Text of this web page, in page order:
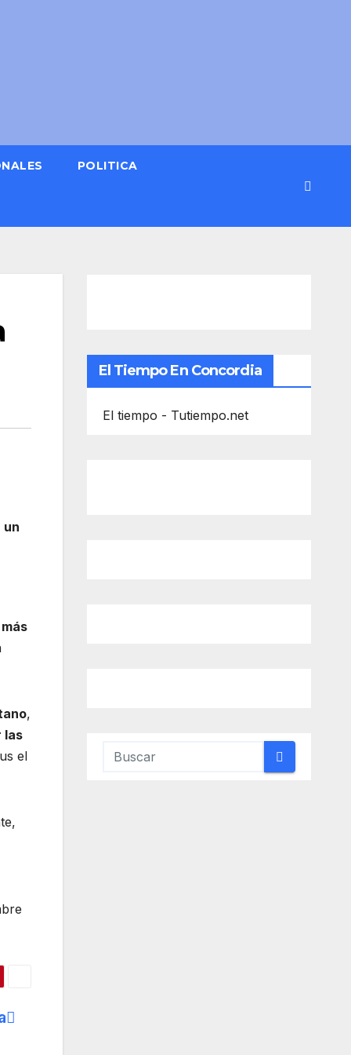
POLITICA
un
,
las
el
El Tiempo En Concordia
El tiempo - Tutiempo.net